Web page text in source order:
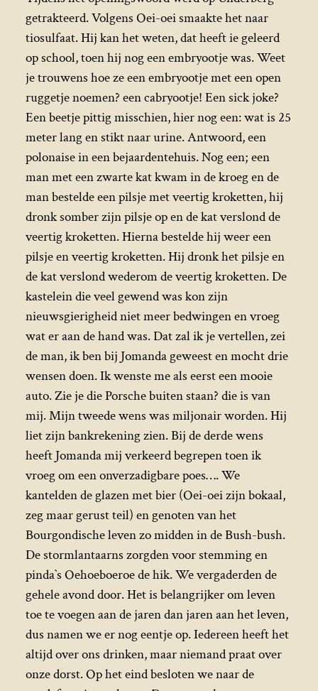
getrakteerd. Volgens Oei-oei smaakte het naar
tiosulfaat. Hij kan het weten, dat heeft ie geleerd
op school, toen hij nog een embryootje was. Weet
je trouwens hoe ze een embryootje met een open
ruggetje noemen? een cabryootje! Een sick joke?
Een beetje pittig misschien, hier nog een: wat is 25
meter lang en stikt naar urine. Antwoord, een
polonaise in een bejaardentehuis. Nog een; een
man met een zwarte kat kwam in de kroeg en de
man bestelde een pilsje met veertig kroketten, hij
dronk somber zijn pilsje op en de kat verslond de
veertig kroketten. Hierna bestelde hij weer een
pilsje en veertig kroketten. Hij dronk het pilsje en
de kat verslond wederom de veertig kroketten. De
kastelein die veel gewend was kon zijn
nieuwsgierigheid niet meer bedwingen en vroeg
wat er aan de hand was. Dat zal ik je vertellen, zei
de man, ik ben bij Jomanda geweest en mocht drie
wensen doen. Ik wenste me als eerst een mooie
auto. Zie je die Porsche buiten staan? die is van
mij. Mijn tweede wens was miljonair worden. Hij
liet zijn bankrekening zien. Bij de derde wens
heeft Jomanda mij verkeerd begrepen toen ik
vroeg om een onverzadigbare poes…. We
kantelden de glazen met bier (Oei-oei zijn bokaal,
zeg maar gerust teil) en genoten van het
Bourgondische leven zo midden in de Bush-bush.
De stormlantaarns zorgden voor stemming en
pinda`s Oehoeboeroe de hik. We vergaderden de
gehele avond door. Het is belangrijker om leven
toe te voegen aan de jaren dan jaren aan het leven,
dus namen we er nog eentje op. Iedereen heeft het
altijd over ons drinken, maar niemand praat over
onze dorst. Op het eind besloten we naar de